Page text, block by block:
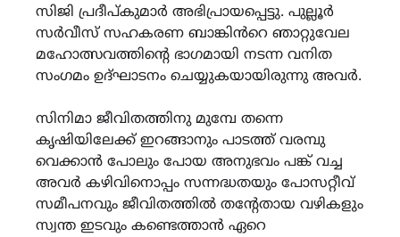
സിജി പ്രദീപ്കുമാർ അഭിപ്രായപ്പെട്ടു. പുല്ലൂർ
സർവീസ് സഹകരണ ബാങ്കിൻറെ ഞാറ്റുവേല
മഹോത്സവത്തിന്‍റെ ഭാഗമായി നടന്ന വനിത
സംഗമം ഉദ്ഘാടനം ചെയ്യുകയായിരുന്നു അവർ.
സിനിമാ ജീവിതത്തിനു മുമ്പേ തന്നെ
കൃഷിയിലേക്ക് ഇറങ്ങാനും പാടത്ത് വരമ്പു
വെക്കാൻ പോലും പോയ അനുഭവം പങ്ക് വച്ച
അവർ കഴിവിനൊപ്പം സന്നദ്ധതയും പോസറ്റീവ്
സമീപനവും ജീവിതത്തിൽ തന്റേതായ വഴികളും
സ്വന്ത ഇടവും കണ്ടെത്താൻ ഏറെ